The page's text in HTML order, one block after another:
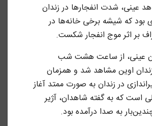
عینی، شدت انفجارها در زندان
بود که شیشه‌ برخی خانه‌ها در
بر اثر موج انفجار شکست.
عینی، از ساعت هشت شب
اوین مشاهد شد و همزمان
در زندان به صورت ممتد آغاز
است که به گفته شاهدان، آژیر
به صدا درآمده بود.